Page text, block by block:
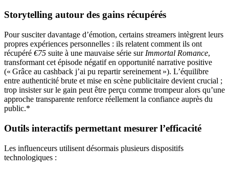
Storytelling autour des gains récupérés
Pour susciter davantage d’émotion, certains streamers intègrent leurs
propres expériences personnelles : ils relatent comment ils ont
récupéré €75 suite à une mauvaise série sur Immortal Romance,
transformant cet épisode négatif en opportunité narrative positive
(« Grâce au cashback j’ai pu repartir sereinement »). L’équilibre
entre authenticité brute et mise en scène publicitaire devient crucial ;
trop insister sur le gain peut être perçu comme trompeur alors qu’une
approche transparente renforce réellement la confiance auprès du
public.*
Outils interactifs permettant mesurer l’efficacité
Les influenceurs utilisent désormais plusieurs dispositifs
technologiques :